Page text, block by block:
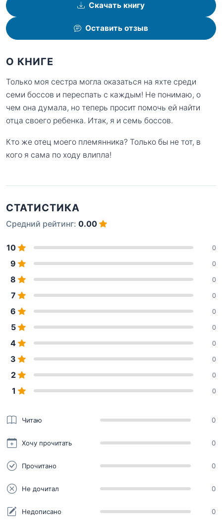
Скачать книгу
Оставить отзыв
О КНИГЕ
Только моя сестра могла оказаться на яхте среди
семи боссов и переспать с каждым! Не понимаю, о
чем она думала, но теперь просит помочь ей найти
отца своего ребенка. Итак, я и семь боссов.
Кто же отец моего племянника? Только бы не тот, в
кого я сама по ходу влипла!
СТАТИСТИКА
Средний рейтинг: 0.00
10 0
9 0
8 0
7 0
6 0
5 0
4 0
3 0
2 0
1 0
Читаю 0
Хочу прочитать 0
Прочитано 0
Не дочитал 0
Недописано 0